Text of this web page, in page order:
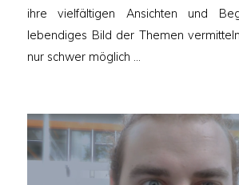
ihre vielfältigen Ansichten und
lebendiges Bild der Themen
nur schwer möglich …